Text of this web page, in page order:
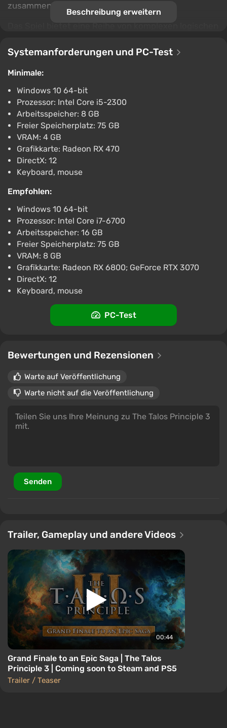
zusammensetzen.
Mechaniken der Reihe als auch neue Elemente
Lösung der Aufgaben erfordern. Im Verlauf des
Spiels entfaltet sich die Handlung über die
Entwicklung der menschlichen Zivilisation und die
Natur des Bewusstseins, dargestellt durch
Fragmente von Erinnerungen und die Umgebung
verschiedener Welten – von terraformierbaren
Planeten bis zu utopischen Gärten der Zukunft.
Beschreibung erweitern
Systemanforderungen und PC-Test
Minimale:
Windows 10 64-bit
Prozessor: Intel Core i5-2300
Arbeitsspeicher: 8 GB
Freier Speicherplatz: 75 GB
VRAM: 4 GB
Grafikkarte: Radeon RX 470
DirectX: 12
Keyboard, mouse
Empfohlen:
Windows 10 64-bit
Prozessor: Intel Core i7-6700
Arbeitsspeicher: 16 GB
Freier Speicherplatz: 75 GB
VRAM: 8 GB
Grafikkarte: Radeon RX 6800; GeForce RTX 3070
DirectX: 12
Keyboard, mouse
PC-Test
Bewertungen und Rezensionen
Warte auf Veröffentlichung
Warte nicht auf die Veröffentlichung
Senden
Trailer, Gameplay und andere Videos
00:44
Grand Finale to an Epic Saga | The Talos
Principle 3 | Coming soon to Steam and PS5
Trailer / Teaser